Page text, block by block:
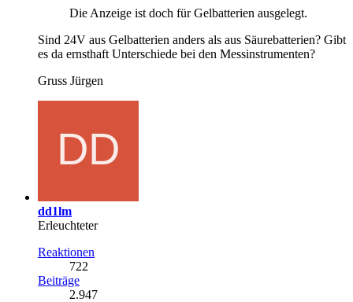
Die Anzeige ist doch für Gelbatterien ausgelegt.
Sind 24V aus Gelbatterien anders als aus Säurebatterien? Gibt
es da ernsthaft Unterschiede bei den Messinstrumenten?
Gruss Jürgen
dd1lm
Erleuchteter
Reaktionen
722
Beiträge
2.947